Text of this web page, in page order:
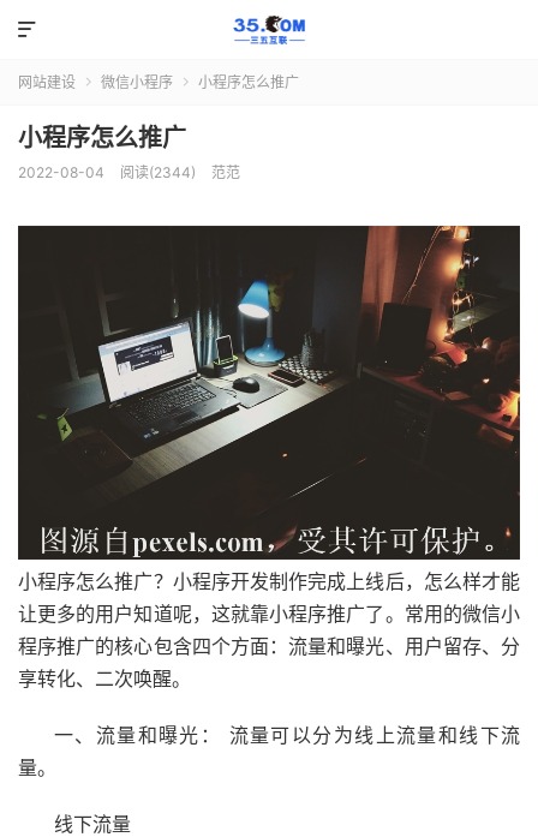

网站建设  微信小程序  小程序怎么推广
小程序怎么推广
2022-08-04 阅读(2344) 范范
小程序怎么推广？小程序开发制作完成上线后，怎么样才能
让更多的用户知道呢，这就靠小程序推广了。常用的微信小
程序推广的核心包含四个方面：流量和曝光、用户留存、分
享转化、二次唤醒。
一、流量和曝光： 流量可以分为线上流量和线下流
量。
线下流量